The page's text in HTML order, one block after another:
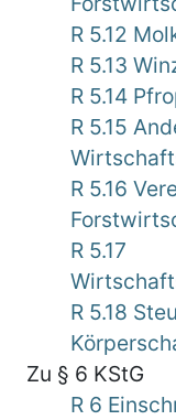
R 5.12
R 5.13
R 5.14
R 5.15
R 5.16
R 5.17
R 5.18
Zu § 6 KStG
R 6